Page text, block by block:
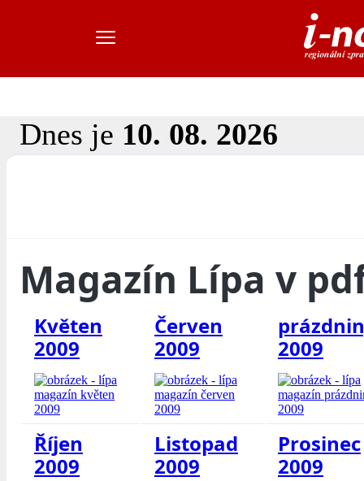
Dnes je 10. 08. 2026
Magazín Lípa v
Květen
2009
Červen
2009
2009
Říjen
2009
Listopad
2009
Prosinec
2009